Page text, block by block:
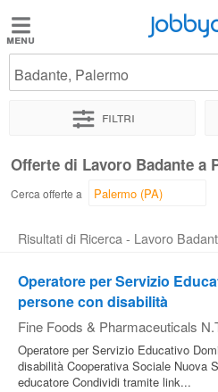
Jobbydoo
Offerte
Stipendi
Elenco
professioni
Blog
Badante, Palermo
Filtri
Offerte di Lavoro Badante a
Cerca offerte a
Risultati di Ricerca - Lavoro
Operatore per Servizio
persone con disabilità
Fine Foods & Pharmaceuticals
Operatore per Servizio Educativo
disabilità Cooperativa Sociale Nuova
educatore Condividi tramite link...